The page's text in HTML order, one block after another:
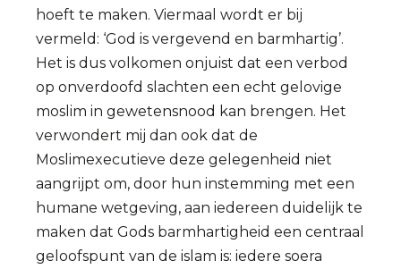
hoeft te maken. Viermaal wordt er bij
vermeld: ‘God is vergevend en barmhartig’.
Het is dus volkomen onjuist dat een verbod
op onverdoofd slachten een echt gelovige
moslim in gewetensnood kan brengen. Het
verwondert mij dan ook dat de
Moslimexecutieve deze gelegenheid niet
aangrijpt om, door hun instemming met een
humane wetgeving, aan iedereen duidelijk te
maken dat Gods barmhartigheid een centraal
geloofspunt van de islam is: iedere soera